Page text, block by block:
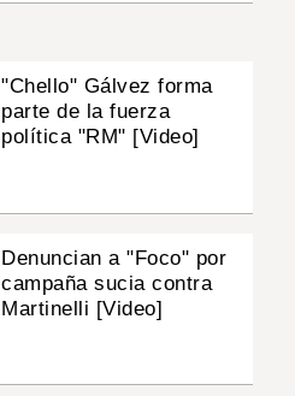
"Chello" Gálvez forma
parte de la fuerza
política "RM" [Video]
Denuncian a "Foco" por
campaña sucia contra
Martinelli [Video]